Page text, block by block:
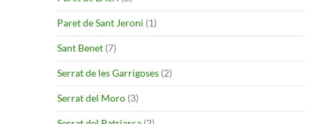
Paret de Sant Jeroni (1)
Sant Benet (7)
Serrat de les Garrigoses (2)
Serrat del Moro (3)